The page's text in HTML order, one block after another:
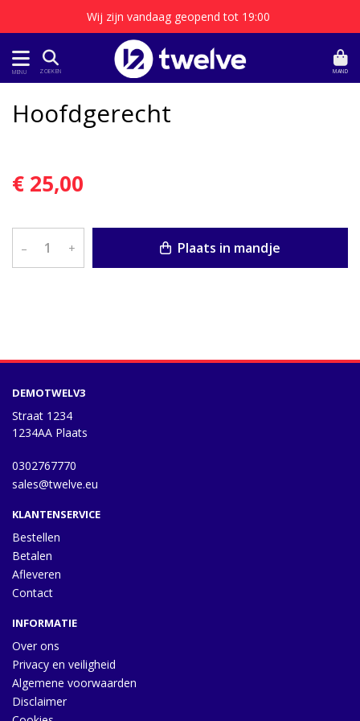
Wij zijn vandaag geopend tot 19:00
MENU ZOEKEN MAND
Hoofdgerecht
€ 25,00
– + Plaats in mandje
DEMOTWELV3
Straat 1234
1234AA Plaats
0302767770
sales@twelve.eu
KLANTENSERVICE
Bestellen
Betalen
Afleveren
Contact
INFORMATIE
Over ons
Privacy en veiligheid
Algemene voorwaarden
Disclaimer